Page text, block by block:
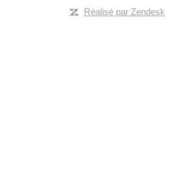
Réalisé par Zendesk